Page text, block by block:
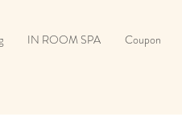
IN ROOM SPA Coupon